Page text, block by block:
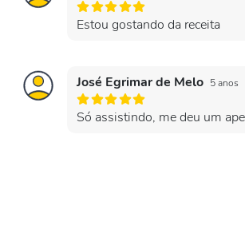
Estou gostando da receita
José Egrimar de Melo 5 anos
Só assistindo, me deu um